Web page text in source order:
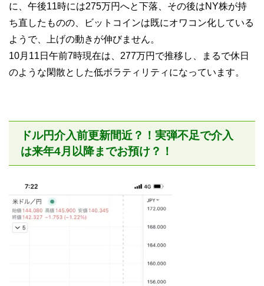
に、午後11時には275万円へと下落、その後はNY株が持
ち直したものの、ビットコインは既にオワコン化している
ようで、上げの動きが伸びません。
10月11日午前7時現在は、277万円で推移し、まるで休日
のような閑散とした低ボラティリティになっています。
ドル円介入前更新間近？！実弾不足で介入
は来年4月以降までお預け？！